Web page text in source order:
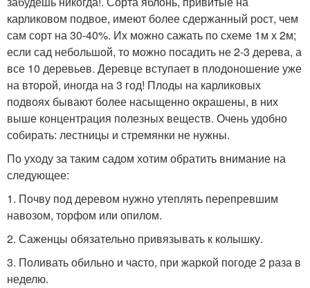
карликовом подвое, имеют более сдержанный рост, чем
сам сорт на 30-40%. Их можно сажать по схеме 1м х 2м;
если сад небольшой, то можно посадить не 2-3 дерева, а
все 10 деревьев. Деревце вступает в плодоношение уже
на второй, иногда на 3 год! Плоды на карликовых
подвоях бывают более насыщенно окрашены, в них
выше концентрация полезных веществ. Очень удобно
собирать: лестницы и стремянки не нужны.
По уходу за таким садом хотим обратить внимание на
следующее:
1. Почву под деревом нужно утеплять перепревшим
навозом, торфом или опилом.
2. Саженцы обязательно привязывать к колышку.
3. Поливать обильно и часто, при жаркой погоде 2 раза в
неделю.